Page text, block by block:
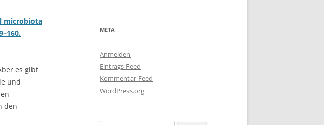
microbiota
es gibt
und
den
META
Anmelden
Eintrags-Feed
Kommentar-Feed
WordPress.org